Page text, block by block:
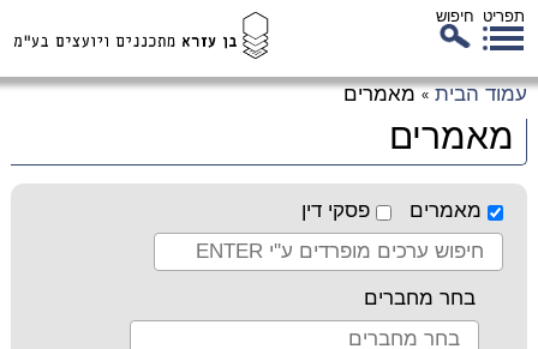
תפריט חיפוש
עמוד הבית » מאמרים
מאמרים
מאמרים פסקי דין
בחר מחברים